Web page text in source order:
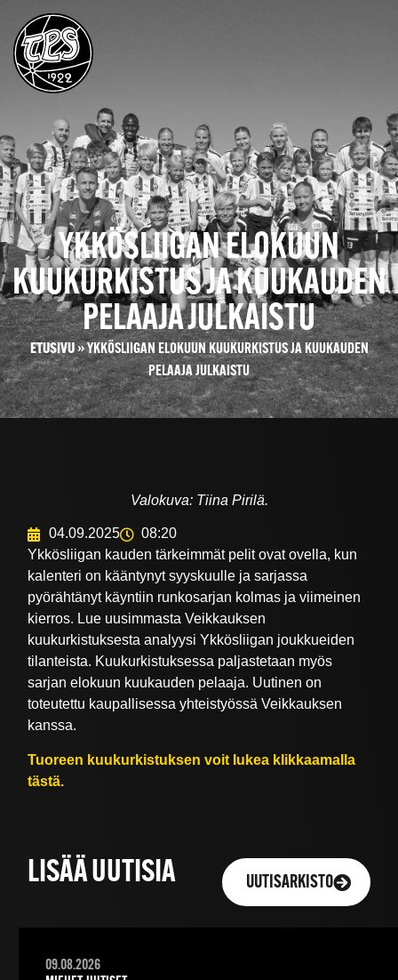
YKKÖSLIIGAN ELOKUUN
KUUKURKISTUS JA KUUKAUDEN
PELAAJA JULKAISTU
ETUSIVU»YKKÖSLIIGAN ELOKUUN KUUKURKISTUS JA KUUKAUDEN
PELAAJA JULKAISTU
Valokuva: Tiina Pirilä.
04.09.2025
08:20
Ykkösliigan kauden tärkeimmät pelit ovat ovella, kun
kalenteri on kääntynyt syyskuulle ja sarjassa
pyörähtänyt käyntiin runkosarjan kolmas ja viimeinen
kierros. Lue uusimmasta Veikkauksen
kuukurkistuksesta analyysi Ykkösliigan joukkueiden
tilanteista. Kuukurkistuksessa paljastetaan myös
sarjan elokuun kuukauden pelaaja. Uutinen on
toteutettu kaupallisessa yhteistyössä Veikkauksen
kanssa.
Tuoreen kuukurkistuksen voit lukea klikkaamalla
tästä.
LISÄÄ UUTISIA UUTISARKISTO
09.08.2026